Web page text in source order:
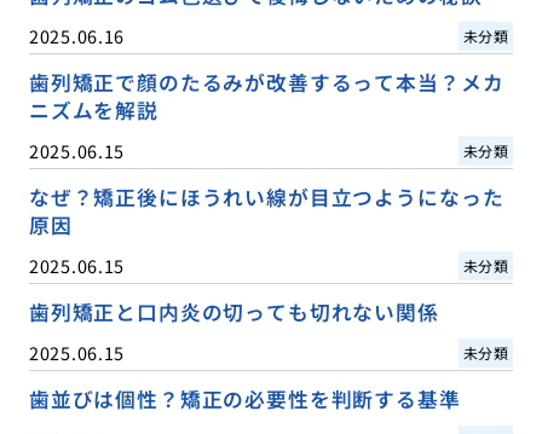
2025.06.16 未分類
歯列矯正で顔のたるみが改善するって本当？メカ
ニズムを解説
2025.06.15 未分類
なぜ？矯正後にほうれい線が目立つようになった
原因
2025.06.15 未分類
歯列矯正と口内炎の切っても切れない関係
2025.06.15 未分類
歯並びは個性？矯正の必要性を判断する基準